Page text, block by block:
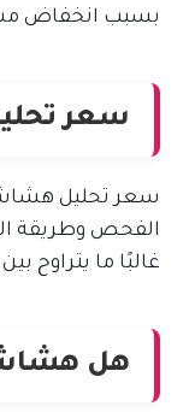
بسبب انخفاض
سعر
سعر تحليل
غالبًا ما يتراوح بين 300 إلى 700 جنيه مصري.
هل